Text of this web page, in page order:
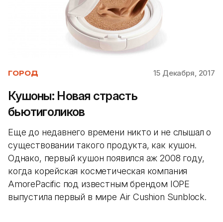
ГОРОД 15 Декабря, 2017
Кушоны: Новая страсть
бьютиголиков
Еще до недавнего времени никто и не слышал о
существовании такого продукта, как кушон.
Однако, первый кушон появился аж 2008 году,
когда корейская косметическая компания
AmorePacific под известным брендом IOPE
выпустила первый в мире Air Cushion Sunblock.